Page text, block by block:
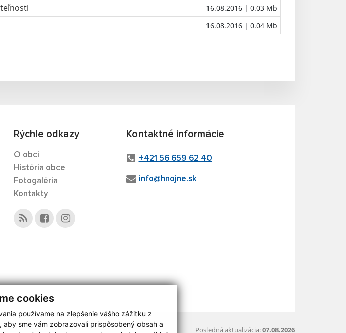
cookies
používame na zlepšenie vášho zážitku z
sme vám zobrazovali prispôsobený obsah a
16.08.2016 | 0.03 Mb
16.08.2016 | 0.04 Mb
Rýchle odkazy
O obci
História obce
Fotogaléria
Kontakty
Kontaktné informácie
+421 56 659 62 40
info@hnojne.sk
Posledná aktualizácia:07.08.2026